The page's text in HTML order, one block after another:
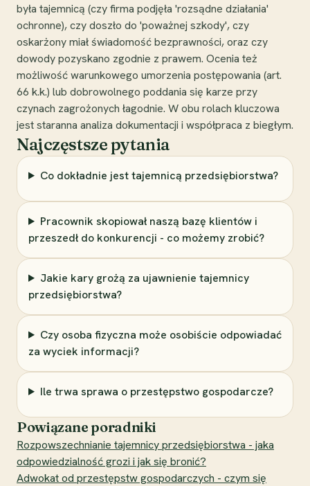
była tajemnicą (czy firma podjęła 'rozsądne działania'
ochronne), czy doszło do 'poważnej szkody', czy
oskarżony miał świadomość bezprawności, oraz czy
dowody pozyskano zgodnie z prawem. Ocenia też
możliwość warunkowego umorzenia postępowania (art.
66 k.k.) lub dobrowolnego poddania się karze przy
czynach zagrożonych łagodnie. W obu rolach kluczowa
jest staranna analiza dokumentacji i współpraca z biegłym.
Najczęstsze pytania
Co dokładnie jest tajemnicą przedsiębiorstwa?
Pracownik skopiował naszą bazę klientów i
przeszedł do konkurencji - co możemy zrobić?
Jakie kary grożą za ujawnienie tajemnicy
przedsiębiorstwa?
Czy osoba fizyczna może osobiście odpowiadać
za wyciek informacji?
Ile trwa sprawa o przestępstwo gospodarcze?
Powiązane poradniki
Rozpowszechnianie tajemnicy przedsiębiorstwa - jaka
odpowiedzialność grozi i jak się bronić?
Adwokat od przestępstw gospodarczych - czym się